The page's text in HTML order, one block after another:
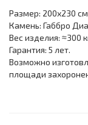
Размер: 200х230
Камень: Габбро
Вес изделия: ≈300
Гарантия: 5 лет.
Возможно
площади